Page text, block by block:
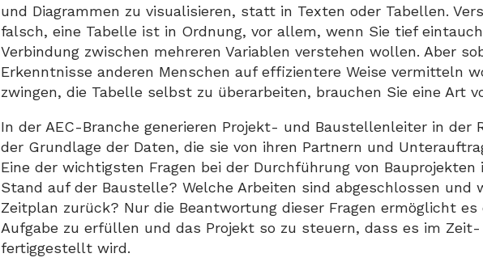
und Diagrammen zu visualisieren, statt in Texten oder Tabellen.
falsch, eine Tabelle ist in Ordnung, vor allem, wenn Sie tief
Verbindung zwischen mehreren Variablen verstehen wollen. Aber
Erkenntnisse anderen Menschen auf effizientere Weise vermitteln
zwingen, die Tabelle selbst zu überarbeiten, brauchen Sie eine Art
In der AEC-Branche generieren Projekt- und Baustellenleiter in der
der Grundlage der Daten, die sie von ihren Partnern und
Eine der wichtigsten Fragen bei der Durchführung von
Stand auf der Baustelle? Welche Arbeiten sind abgeschlossen und
Zeitplan zurück? Nur die Beantwortung dieser Fragen ermöglicht
Aufgabe zu erfüllen und das Projekt so zu steuern, dass es im
fertiggestellt wird.